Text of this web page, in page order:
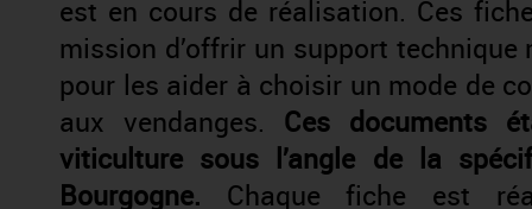
est en cours de réalisation. Ces
mission d’offrir un support
pour les aider à choisir un mode de
aux vendanges. Ces documents
viticulture sous l’angle de la
Bourgogne. Chaque fiche est